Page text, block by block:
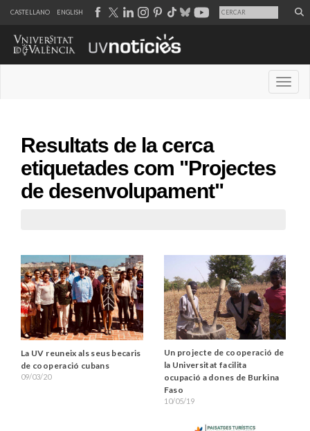
CASTELLANO ENGLISH
Resultats de la cerca
etiquetades com "Projectes
de desenvolupament"
La UV reuneix als seus becaris
de cooperació cubans
09/03/20
Un projecte de cooperació de
la Universitat facilita
ocupació a dones de Burkina
Faso
10/05/19